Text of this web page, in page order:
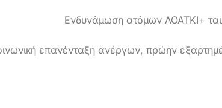
Ενδυνάμωση ατόμων ΛΟΑΤΚΙ+
επανένταξη ανέργων, πρώην